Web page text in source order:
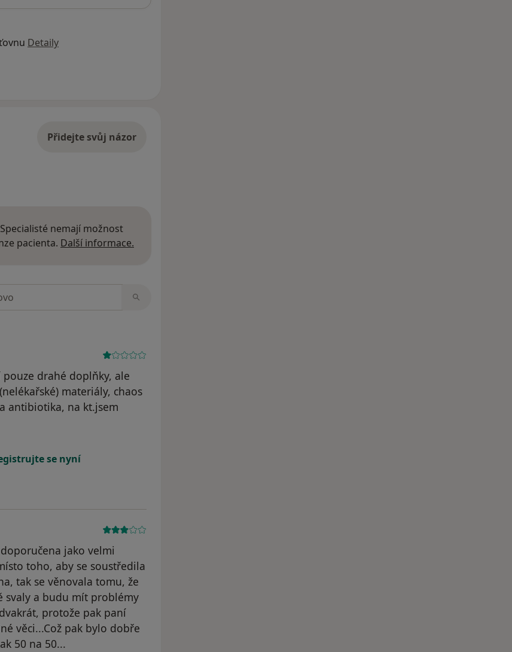
Detaily
Přidejte svůj názor
nemají možnost
pacienta. Další informace.
drahé doplňky, ale
materiály, chaos
antibiotika, na kt.jsem
se nyní
jako velmi
toho, aby se soustředila
tak se věnovala tomu, že
svaly a budu mít problémy
protože pak paní
věci...Což pak bylo dobře
50 na 50...